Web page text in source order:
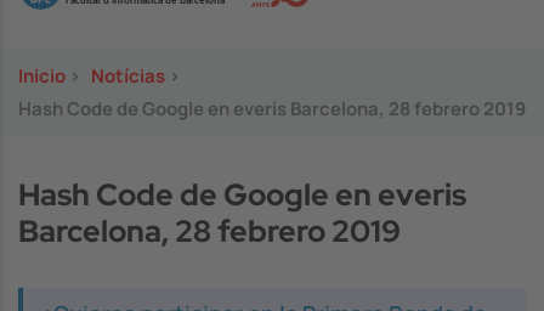
Inicio > Notícias >
Hash Code de Google en everis Barcelona, 28 febrero 2019
Hash Code de Google en everis
Barcelona, 28 febrero 2019